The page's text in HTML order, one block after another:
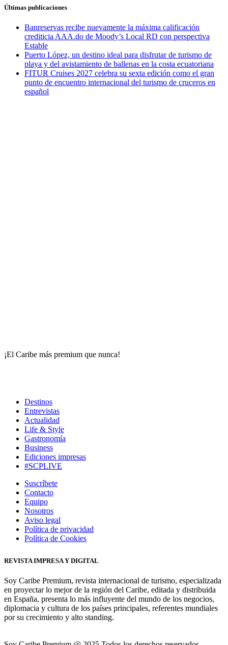
Últimas publicaciones
Banreservas recibe nuevamente la máxima calificación
crediticia AAA.do de Moody’s Local RD con perspectiva
Estable
Puerto López, un destino ideal para disfrutar de turismo de
playa y del avistamiento de ballenas en la costa ecuatoriana
FITUR Cruises 2027 celebra su sexta edición como el gran
punto de encuentro internacional del turismo de cruceros en
español
¡El Caribe más premium que nunca!
Destinos
Entrevistas
Actualidad
Life & Style
Gastronomía
Business
Ediciones impresas
#SCPLIVE
Suscríbete
Contacto
Equipo
Nosotros
Aviso legal
Política de privacidad
Política de Cookies
REVISTA IMPRESA Y DIGITAL
Soy Caribe Premium, revista internacional de turismo, especializada
en proyectar lo mejor de la región del Caribe, editada y distribuida
en España, presenta lo más influyente del mundo de los negocios,
diplomacia y cultura de los países principales, referentes mundiales
por su crecimiento y alto standing.